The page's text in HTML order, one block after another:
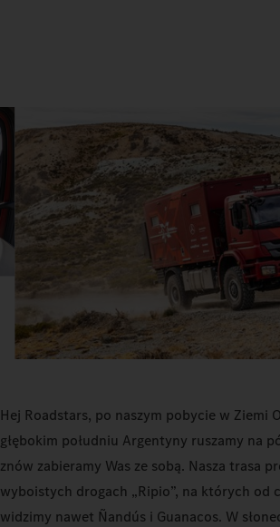
Hej Roadstars, po naszym pobycie w Ziemi
głębokim południu Argentyny ruszamy na
znów zabieramy Was ze sobą. Nasza trasa
wyboistych drogach „Ripio”, na których od
widzimy nawet Ñandús i Guanacos. W